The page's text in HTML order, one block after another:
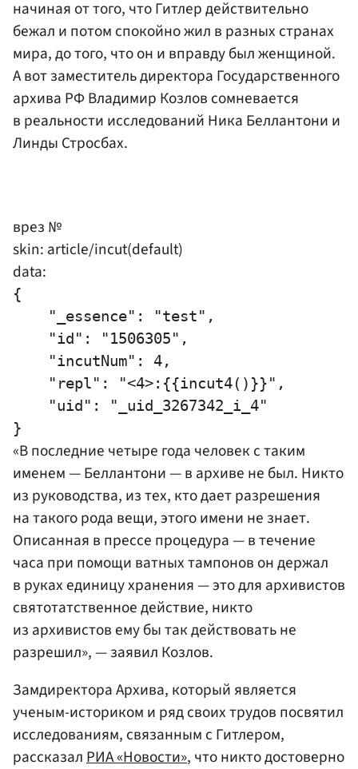
начиная от того, что Гитлер действительно
бежал и потом спокойно жил в разных странах
мира, до того, что он и вправду был женщиной.
А вот заместитель директора Государственного
архива РФ Владимир Козлов сомневается
в реальности исследований Ника Беллантони и
Линды Стросбах.
врез №
skin: article/incut(default)
data:
{
    "_essence": "test",
    "id": "1506305",
    "incutNum": 4,
    "repl": "<4>:{{incut4()}}",
    "uid": "_uid_3267342_i_4"
«В последние четыре года человек с таким
именем — Беллантони — в архиве не был. Никто
из руководства, из тех, кто дает разрешения
на такого рода вещи, этого имени не знает.
Описанная в прессе процедура — в течение
часа при помощи ватных тампонов он держал
в руках единицу хранения — это для архивистов
святотатственное действие, никто
из архивистов ему бы так действовать не
разрешил», — заявил Козлов.
Замдиректора Архива, который является
ученым-историком и ряд своих трудов посвятил
исследованиям, связанным с Гитлером,
рассказалРИА «Новости», что никто достоверно